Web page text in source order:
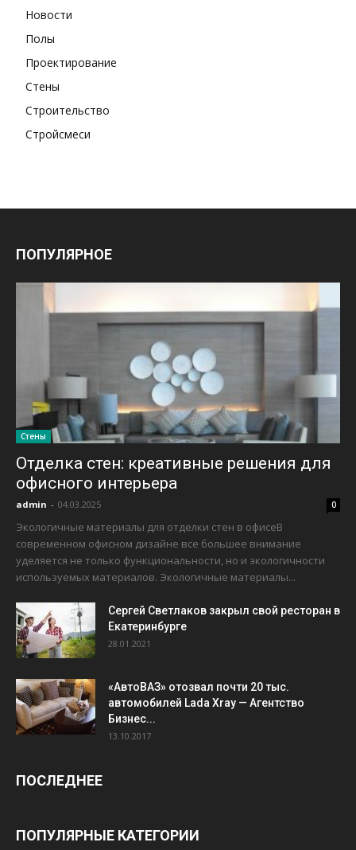
Новости
Полы
Проектирование
Стены
Строительство
Стройсмеси
ПОПУЛЯРНОЕ
Стены
Отделка стен: креативные решения для
офисного интерьера
admin - 04.03.2025 0
Экологичные материалы для отделки стен в офисеВ
современном офисном дизайне все большее внимание
уделяется не только функциональности, но и экологичности
используемых материалов. Экологичные материалы...
Сергей Светлаков закрыл свой ресторан в
Екатеринбурге
28.01.2021
«АвтоВАЗ» отозвал почти 20 тыс.
автомобилей Lada Xray — Агентство
Бизнес...
13.10.2017
ПОСЛЕДНЕЕ
ПОПУЛЯРНЫЕ КАТЕГОРИИ